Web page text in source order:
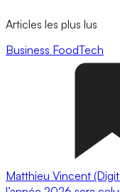
Articles les plus lus
Business FoodTech
Matthieu Vincent